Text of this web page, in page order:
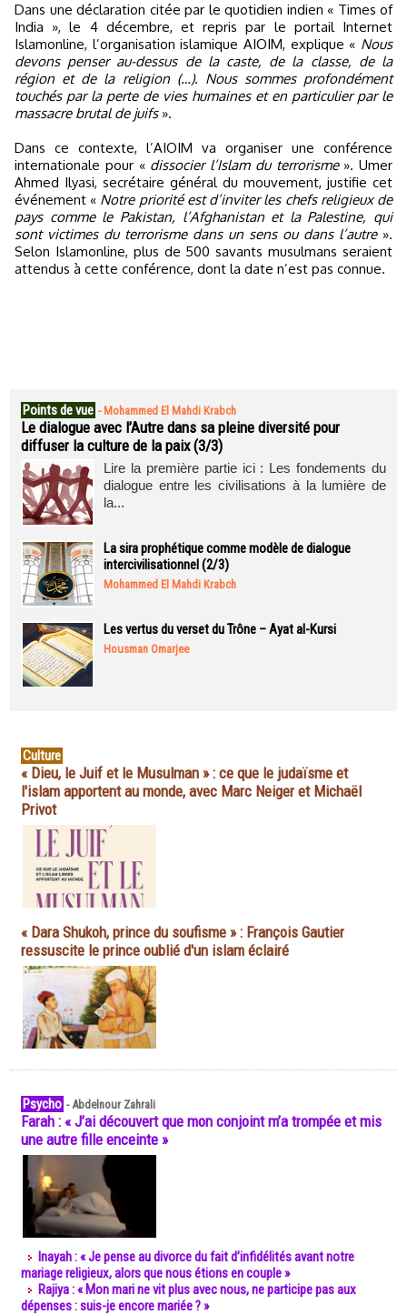
Dans une déclaration citée par le quotidien indien « Times of
India », le 4 décembre, et repris par le portail Internet
Islamonline, l’organisation islamique AIOIM, explique « Nous
devons penser au-dessus de la caste, de la classe, de la
région et de la religion (…). Nous sommes profondément
touchés par la perte de vies humaines et en particulier par le
massacre brutal de juifs».
Dans ce contexte, l’AIOIM va organiser une conférence
internationale pour «dissocier l’Islam du terrorisme ». Umer
Ahmed Ilyasi, secrétaire général du mouvement, justifie cet
événement « Notre priorité est d’inviter les chefs religieux de
pays comme le Pakistan, l’Afghanistan et la Palestine, qui
sont victimes du terrorisme dans un sens ou dans l’autre ».
Selon Islamonline, plus de 500 savants musulmans seraient
attendus à cette conférence, dont la date n’est pas connue.
Points de vue - Mohammed El Mahdi Krabch
Le dialogue avec l’Autre dans sa pleine diversité pour
diffuser la culture de la paix (3/3)
Lire la première partie ici : Les fondements du
dialogue entre les civilisations à la lumière de
la...
La sira prophétique comme modèle de dialogue
intercivilisationnel (2/3)
Mohammed El Mahdi Krabch
Les vertus du verset du Trône – Ayat al-Kursi
Housman Omarjee
Culture
« Dieu, le Juif et le Musulman » : ce que le judaïsme et
l'islam apportent au monde, avec Marc Neiger et Michaël
Privot
« Dara Shukoh, prince du soufisme » : François Gautier
ressuscite le prince oublié d'un islam éclairé
Psycho -Abdelnour Zahrali
Farah : « J’ai découvert que mon conjoint m’a trompée et mis
une autre fille enceinte »
Inayah : « Je pense au divorce du fait d’infidélités avant notre
mariage religieux, alors que nous étions en couple »
Rajiya : « Mon mari ne vit plus avec nous, ne participe pas aux
dépenses : suis-je encore mariée ? »